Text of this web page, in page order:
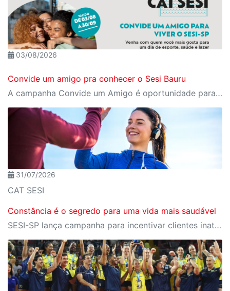
03/08/2026
Convide um amigo pra conhecer o Sesi Bauru
A campanha Convide um Amigo é oportunidade para reunir amigos para aproveitar juntos toda estrutura da unidade SESI-SP mais próxima. Os benefícios para clientes e convidados estão no regulamento
31/07/2026
CAT SESI
Constância é o segredo para uma vida mais saudável
SESI-SP lança campanha para incentivar clientes inativos a retomarem a prática de atividades físicas, esporte e lazer com benefícios exclusivos